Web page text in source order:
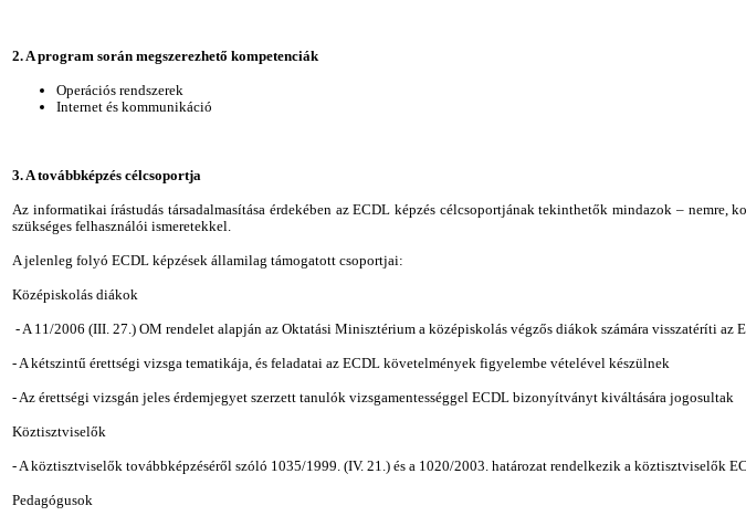
2. A program során megszerezhető kompetenciák
Operációs rendszerek
Internet és kommunikáció
3. A továbbképzés célcsoportja
Az informatikai írástudás társadalmasítása érdekében az ECDL képzés célcsoportjának tekinthetők mindazok –
szükséges felhasználói ismeretekkel.
A jelenleg folyó ECDL képzések államilag támogatott csoportjai:
Középiskolás diákok
- A 11/2006 (III. 27.) OM rendelet alapján az Oktatási Minisztérium a középiskolás végzős diákok számára visszatéríti
- A kétszintű érettségi vizsga tematikája, és feladatai az ECDL követelmények figyelembe vételével készülnek
- Az érettségi vizsgán jeles érdemjegyet szerzett tanulók vizsgamentességgel ECDL bizonyítványt kiváltására jogosultak
Köztisztviselők
- A köztisztviselők továbbképzéséről szóló 1035/1999. (IV. 21.) és a 1020/2003. határozat rendelkezik a köztisztviselők
Pedagógusok